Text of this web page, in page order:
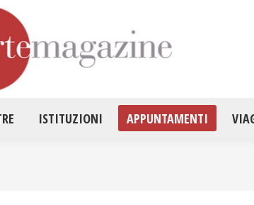
ISTITUZIONI APPUNTAMENTI
HOME